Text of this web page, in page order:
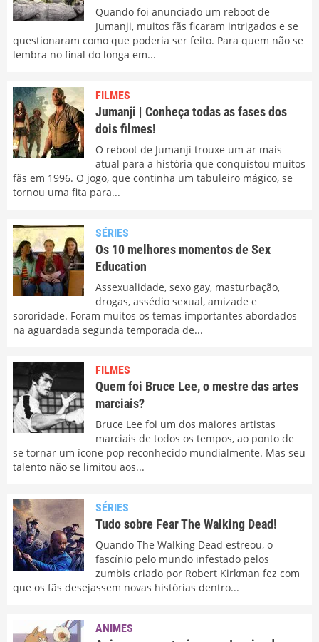
Quando foi anunciado um reboot de
Jumanji, muitos fãs ficaram intrigados e se
questionaram como que poderia ser feito. Para quem não se
lembra no final do longa em...
FILMES
Jumanji | Conheça todas as fases dos
dois filmes!
O reboot de Jumanji trouxe um ar mais
atual para a história que conquistou muitos
fãs em 1996. O jogo, que continha um tabuleiro mágico, se
tornou uma fita para...
SÉRIES
Os 10 melhores momentos de Sex
Education
Assexualidade, sexo gay, masturbação,
drogas, assédio sexual, amizade e
sororidade. Foram muitos os temas importantes abordados
na aguardada segunda temporada de...
FILMES
Quem foi Bruce Lee, o mestre das artes
marciais?
Bruce Lee foi um dos maiores artistas
marciais de todos os tempos, ao ponto de
se tornar um ícone pop reconhecido mundialmente. Mas seu
talento não se limitou aos...
SÉRIES
Tudo sobre Fear The Walking Dead!
Quando The Walking Dead estreou, o
fascínio pelo mundo infestado pelos
zumbis criado por Robert Kirkman fez com
que os fãs desejassem novas histórias dentro...
ANIMES